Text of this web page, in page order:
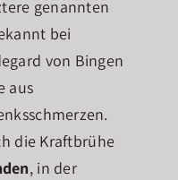
genannten
bei
von Bingen
aus
die Kraftbrühe
, in der